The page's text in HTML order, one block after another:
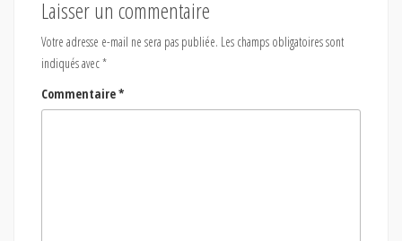
Laisser un commentaire
Votre adresse e-mail ne sera pas publiée. Les champs obligatoires sont
indiqués avec*
Commentaire*